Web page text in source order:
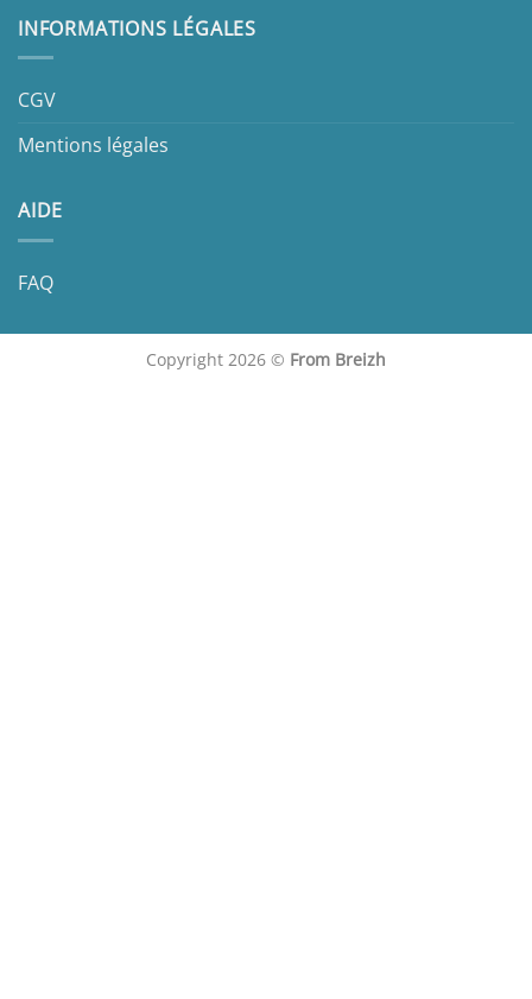
INFORMATIONS LÉGALES
CGV
Mentions légales
AIDE
FAQ
Copyright 2026 © From Breizh